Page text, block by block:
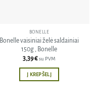
BONELLE
Bonelle vaisiniai želė saldainiai
150g , Bonelle
3,39€su PVM
Į KREPŠELĮ